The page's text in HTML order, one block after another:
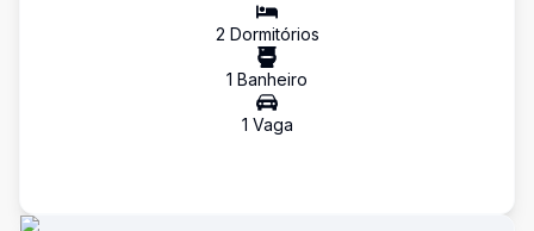
2 Dormitórios
1 Banheiro
1 Vaga